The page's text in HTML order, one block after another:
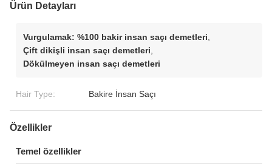
Ürün Detayları
Vurgulamak: %100 bakir insan saçı demetleri
Çift dikişli insan saçı demetleri
Dökülmeyen insan saçı demetleri
Hair Type: Bakire İnsan Saçı
Özellikler
Temel özellikler